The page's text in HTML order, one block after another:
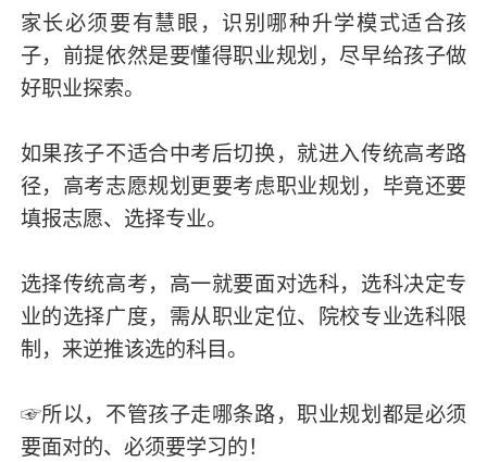
家长必须要有慧眼，识别哪种升学模式适合孩
子，前提依然是要懂得职业规划，尽早给孩子做
好职业探索。
如果孩子不适合中考后切换，就进入传统高考路
径，高考志愿规划更要考虑职业规划，毕竟还要
填报志愿、选择专业。
选择传统高考，高一就要面对选科，选科决定专
业的选择广度，需从职业定位、院校专业选科限
制，来逆推该选的科目。
☞所以，不管孩子走哪条路，职业规划都是必须
要面对的、必须要学习的！